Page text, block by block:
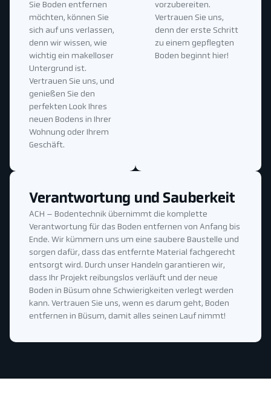
vorzubereiten.
Vertrauen Sie uns,
denn der erste Schritt
zu einem gepflegten
Boden beginnt hier!
Sie Boden entfernen
möchten, können Sie
sich auf uns verlassen,
denn wir wissen, wie
wichtig ein makelloser
Untergrund ist.
Vertrauen Sie uns, und
genießen Sie den
perfekten Look Ihres
neuen Bodens in Ihrer
Wohnung oder Ihrem
Geschäft.
Verantwortung und Sauberkeit
ACH – Bodentechnik übernimmt die komplette
Verantwortung für das Boden entfernen von Anfang bis
Ende. Wir kümmern uns um eine saubere Baustelle und
sorgen dafür, dass das entfernte Material fachgerecht
entsorgt wird. Durch unser Handeln garantieren wir,
dass Ihr Projekt reibungslos verläuft und der neue
Boden in Büsum ohne Schwierigkeiten verlegt werden
kann. Vertrauen Sie uns, wenn es darum geht, Boden
entfernen in Büsum, damit alles seinen Lauf nimmt!